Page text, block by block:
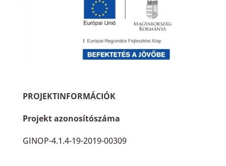
PROJEKTINFORMÁCIÓK
Projekt azonosítószáma
GINOP-4.1.4-19-2019-00309